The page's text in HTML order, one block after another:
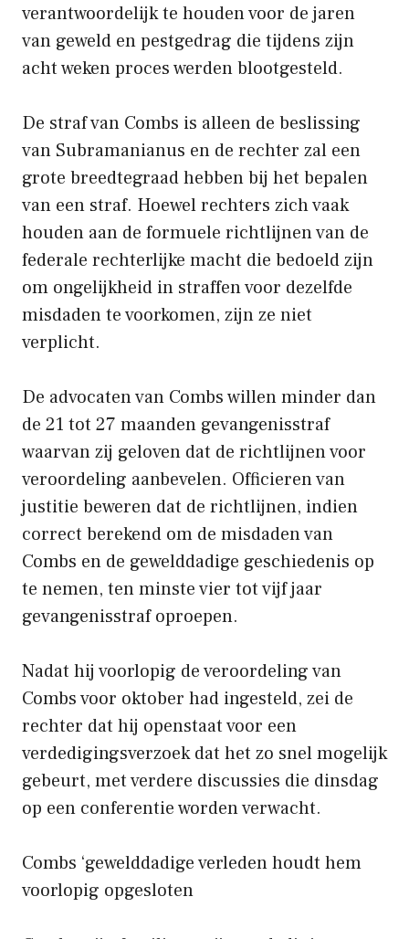
verantwoordelijk te houden voor de jaren
van geweld en pestgedrag die tijdens zijn
acht weken proces werden blootgesteld.
De straf van Combs is alleen de beslissing
van Subramanianus en de rechter zal een
grote breedtegraad hebben bij het bepalen
van een straf. Hoewel rechters zich vaak
houden aan de formuele richtlijnen van de
federale rechterlijke macht die bedoeld zijn
om ongelijkheid in straffen voor dezelfde
misdaden te voorkomen, zijn ze niet
verplicht.
De advocaten van Combs willen minder dan
de 21 tot 27 maanden gevangenisstraf
waarvan zij geloven dat de richtlijnen voor
veroordeling aanbevelen. Officieren van
justitie beweren dat de richtlijnen, indien
correct berekend om de misdaden van
Combs en de gewelddadige geschiedenis op
te nemen, ten minste vier tot vijf jaar
gevangenisstraf oproepen.
Nadat hij voorlopig de veroordeling van
Combs voor oktober had ingesteld, zei de
rechter dat hij openstaat voor een
verdedigingsverzoek dat het zo snel mogelijk
gebeurt, met verdere discussies die dinsdag
op een conferentie worden verwacht.
Combs ‘gewelddadige verleden houdt hem
voorlopig opgesloten